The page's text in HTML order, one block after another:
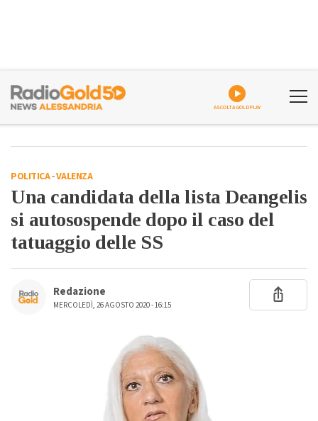
ASCOLTA GOLDPLAY
POLITICA-VALENZA
Una candidata della lista Deangelis
si autosospende dopo il caso del
tatuaggio delle SS
Redazione
MERCOLEDÌ, 26 AGOSTO 2020 - 16:15